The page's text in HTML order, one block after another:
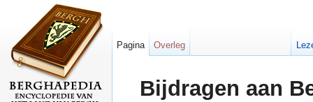
Bijdragen aan
Pagina Overleg